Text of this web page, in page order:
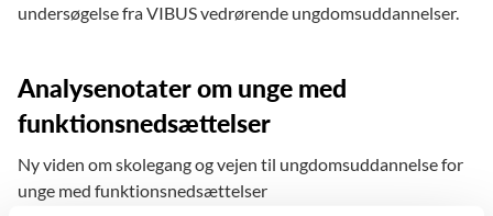
undersøgelse fra VIBUS vedrørende ungdomsuddannelser.
Analysenotater om unge med
funktionsnedsættelser
Ny viden om skolegang og vejen til ungdomsuddannelse for
unge med funktionsnedsættelser